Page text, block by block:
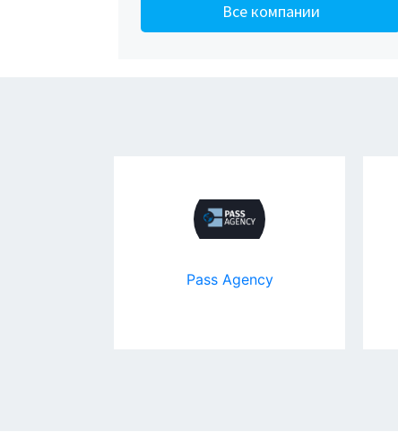
Все компании
Pass Agency